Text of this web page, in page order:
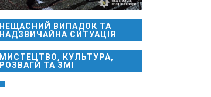
НЕЩАСНИЙ ВИПАДОК ТА
НАДЗВИЧАЙНА СИТУАЦІЯ
МИСТЕЦТВО, КУЛЬТУРА,
РОЗВАГИ ТА ЗМІ